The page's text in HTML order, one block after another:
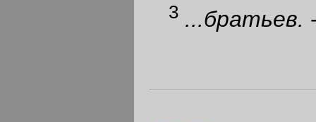
3 ...братьев.